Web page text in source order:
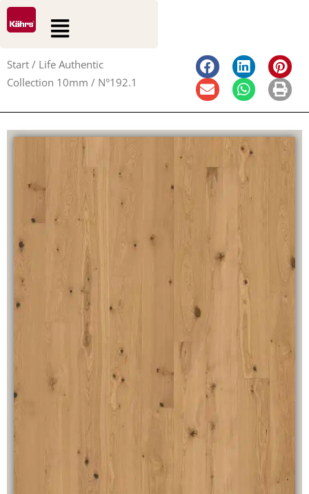
Zum
Inhalt
Suche
Flyout
Menu
Start / Life Authentic
Collection 10mm / N°192.1